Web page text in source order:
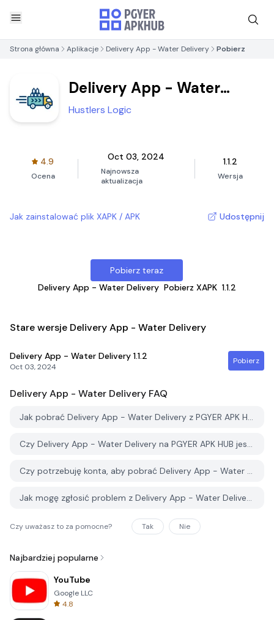
Strona główna Aplikacje Delivery App - Water Delivery Pobierz
Delivery App - Water
Delivery
Hustlers Logic
4.9
Ocena
Oct 03, 2024
Najnowsza
aktualizacja
1.1.2
Wersja
Jak zainstalować plik XAPK / APK Udostępnij
Pobierz teraz
Delivery App - Water Delivery Pobierz XAPK 1.1.2
Stare wersje Delivery App - Water Delivery
Delivery App - Water Delivery 1.1.2
Oct 03, 2024
Pobierz
Delivery App - Water Delivery FAQ
Jak pobrać Delivery App - Water Delivery z PGYER APK HUB?
Czy Delivery App - Water Delivery na PGYER APK HUB jest darmowy do pobrania?
Czy potrzebuję konta, aby pobrać Delivery App - Water Delivery z PGYER APK HUB?
Jak mogę zgłosić problem z Delivery App - Water Delivery na PGYER APK HUB?
Czy uważasz to za pomocne? Tak Nie
Najbardziej popularne
YouTube
Google LLC
4.8